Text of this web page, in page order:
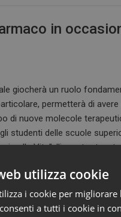
in
giocherà un ruolo
permetterà di
di nuove molecole
studenti delle scuole
alla Vita”, l’incontro
utilizza cookie
i cookie per
a tutti i cookie in